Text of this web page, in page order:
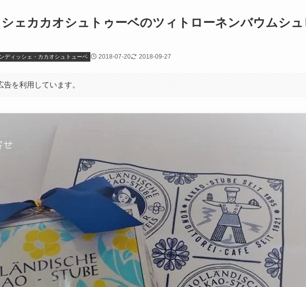
ェカカオシュトゥーベのツィトローネンバウムシ
ディッシェ・カカオシュトューベ 2018-07-20 2018-09-27
を利用しています。